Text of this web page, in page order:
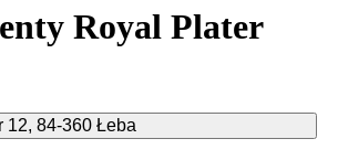
Royal Plater
12, 84-360 Łeba